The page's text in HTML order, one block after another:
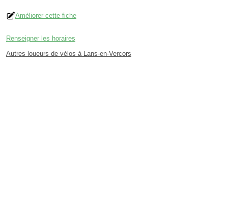
Améliorer cette fiche
Renseigner les horaires
Autres loueurs de vélos à Lans-en-Vercors